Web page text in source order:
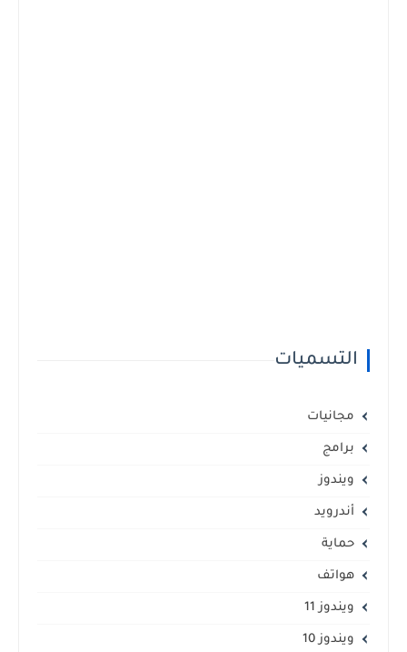
التسميات
مجانيات
برامج
ويندوز
أندرويد
حماية
هواتف
ويندوز 11
ويندوز 10